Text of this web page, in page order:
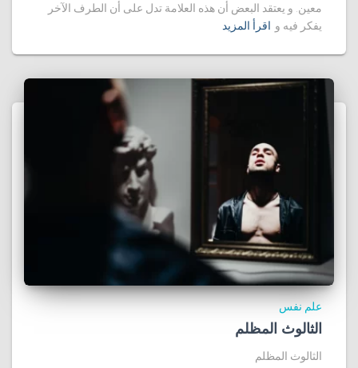
معين. و يعتقد البعض أن هذه العلامة تدل على أن الطرف الآخر
يفكر فيه و اقرأ المزيد
علم نفس
الثالوث المظلم
الثالوث المظلم